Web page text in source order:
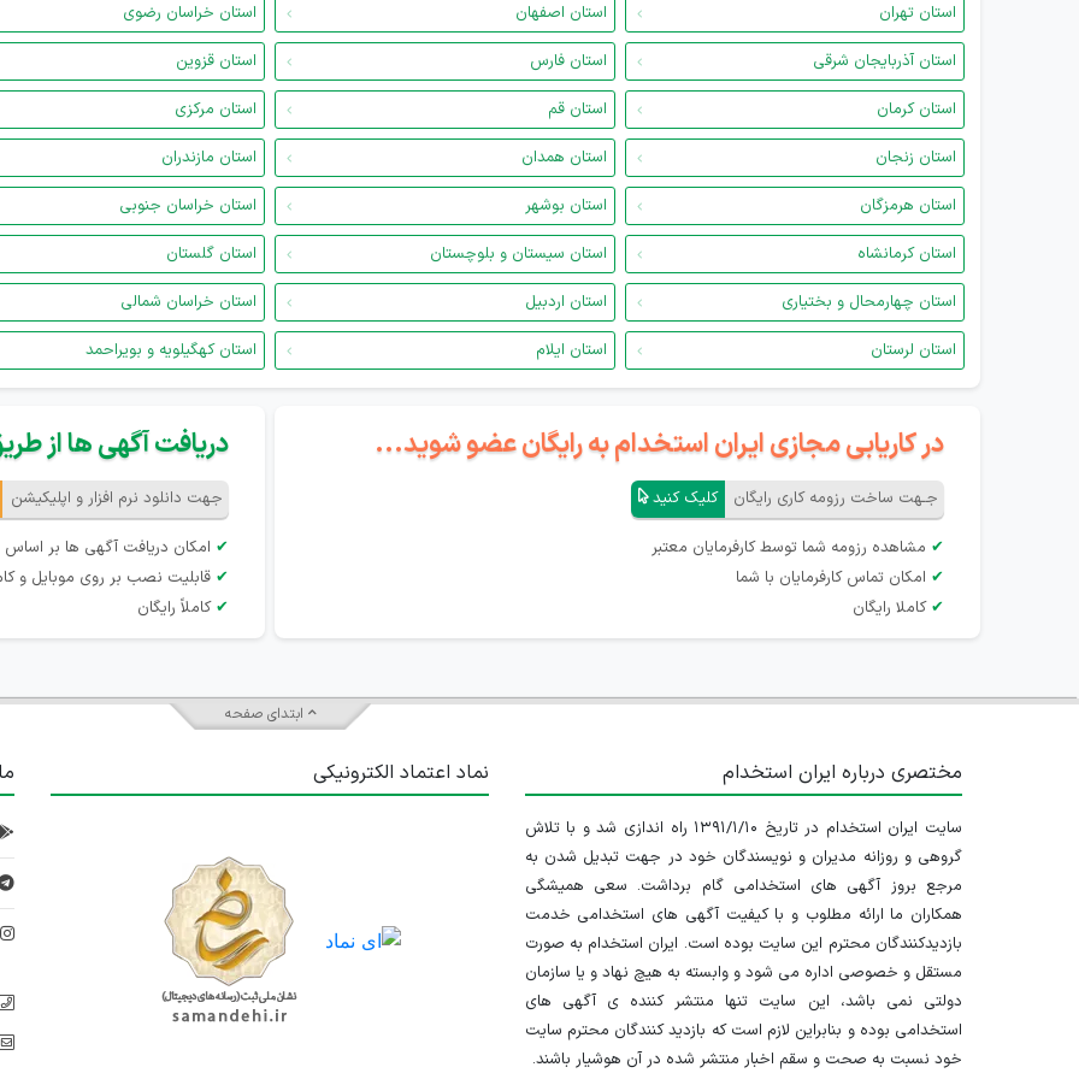
استان تهران استان اصفهان
استان خراسان رضوی
استان آذربایجان شرقی
استان فارس
استان قزوین
استان کرمان
استان قم
استان مرکزی
استان زنجان
استان همدان
استان مازندران
استان هرمزگان
استان بوشهر
استان خراسان جنوبی
استان کرمانشاه
استان سیستان و بلوچستان
استان گلستان
استان چهارمحال و بختیاری
استان اردبیل
استان خراسان شمالی
استان لرستان
استان ایلام استان کهگیلویه و بویراحمد
در کاریابی مجازی ایران استخدام به رایگان عضو شوید...
جـهت ساخت رزومه کاری رایگان کلیک کنید
✔ مشاهده رزومه شما توسط کارفرمایان معتبر
✔ امکان تماس کارفرمایان با شما
✔ کاملا رایگان
دریافت آگهی ها از
جهت دانلود نرم افزار و اپلیکیشن
✔ امکان دریافت آگهی ها بر
✔ قابلیت نصب بر روی موبایل و
✔ کاملاً رایگان
ابتدای صفحه
مختصری درباره ایران استخدام
سایت ایران استخدام در تاریخ ۱۳۹۱/۱/۱۰ راه اندازی شد و با تلاش
گروهی و روزانه مدیران و نویسندگان خود در جهت تبدیل شدن به
مرجع بروز آگهی های استخدامی گام برداشت. سعی همیشگی
همکاران ما ارائه مطلوب و با کیفیت آگهی های استخدامی خدمت
بازدیدکنندگان محترم این سایت بوده است. ایران استخدام به صورت
مستقل و خصوصی اداره می شود و وابسته به هیچ نهاد و یا سازمان
دولتی نمی باشد، این سایت تنها منتشر کننده ی آگهی های
استخدامی بوده و بنابراین لازم است که بازدید کنندگان محترم سایت
خود نسبت به صحت و سقم اخبار منتشر شده در آن هوشیار باشند.
نماد اعتماد الکترونیکی